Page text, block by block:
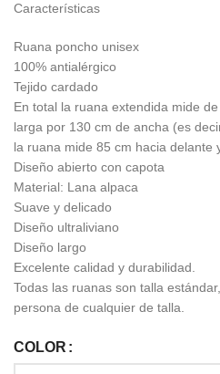
Características
Ruana poncho unisex
100% antialérgico
Tejido cardado
En total la ruana extendida mide
larga por 130 cm de ancha (es
la ruana mide 85 cm hacia delante
Diseño abierto con capota
Material: Lana alpaca
Suave y delicado
Diseño ultraliviano
Diseño largo
Excelente calidad y durabilidad.
Todas las ruanas son talla
persona de cualquier de talla.
COLOR